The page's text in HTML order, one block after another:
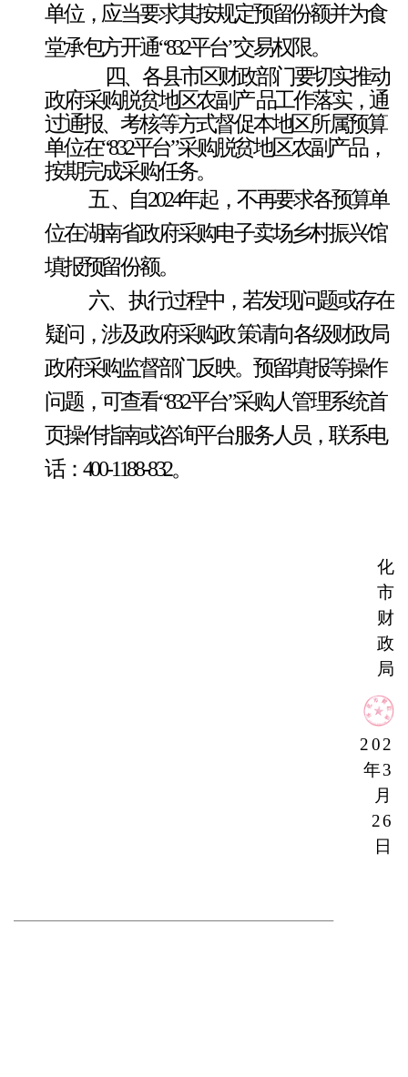
单位，应当要求其按规定预留份额并为食
堂承包方开通“832平台”交易权限。
四、各县市区财政部门要切实推动
政府采购脱贫地区农副产品工作落实，通
过通报、考核等方式督促本地区所属预算
单位在“832平台”采购脱贫地区农副产品，
按期完成采购任务。
五、自2024年起，不再要求各预算单
位在湖南省政府采购电子卖场乡村振兴馆
填报预留份额。
六、
执行过程中，若发现问题或存在
疑问，涉及政府采购政策请向各级财政局
政府采购监督部门反映。预留填报等操作
问题，可查看“832平台”采购人管理系统首
页操作指南或咨询平台服务人员，联系电
话：400-1188-832。
化
市
财
政
局
202
年3
月
26
日